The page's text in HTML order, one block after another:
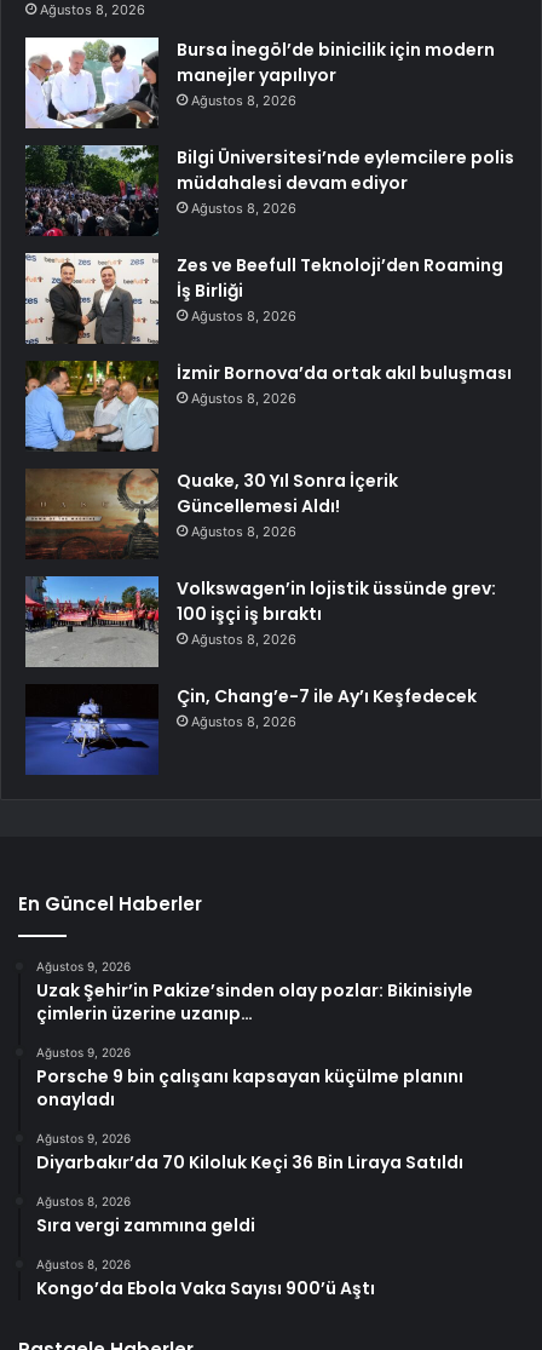
Ağustos 8, 2026
Bursa İnegöl’de binicilik için modern
manejler yapılıyor
Ağustos 8, 2026
Bilgi Üniversitesi’nde eylemcilere polis
müdahalesi devam ediyor
Ağustos 8, 2026
Zes ve Beefull Teknoloji’den Roaming
İş Birliği
Ağustos 8, 2026
İzmir Bornova’da ortak akıl buluşması
Ağustos 8, 2026
Quake, 30 Yıl Sonra İçerik
Güncellemesi Aldı!
Ağustos 8, 2026
Volkswagen’in lojistik üssünde grev:
100 işçi iş bıraktı
Ağustos 8, 2026
Çin, Chang’e-7 ile Ay’ı Keşfedecek
Ağustos 8, 2026
En Güncel Haberler
Ağustos 9, 2026
Uzak Şehir’in Pakize’sinden olay pozlar: Bikinisiyle
çimlerin üzerine uzanıp…
Ağustos 9, 2026
Porsche 9 bin çalışanı kapsayan küçülme planını
onayladı
Ağustos 9, 2026
Diyarbakır’da 70 Kiloluk Keçi 36 Bin Liraya Satıldı
Ağustos 8, 2026
Sıra vergi zammına geldi
Ağustos 8, 2026
Kongo’da Ebola Vaka Sayısı 900’ü Aştı